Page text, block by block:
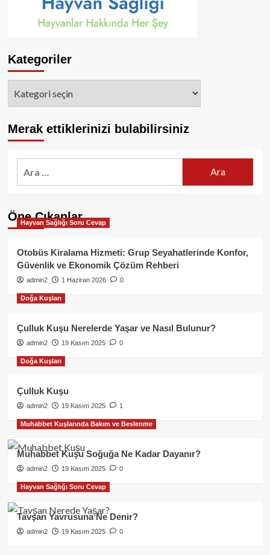
Kategoriler
Merak ettiklerinizi bulabilirsiniz
Öne Çıkanlar
Hayvan Sağlığı Soru Cevap
Otobüs Kiralama Hizmeti: Grup Seyahatlerinde Konfor,
Güvenlik ve Ekonomik Çözüm Rehberi
admin2 1 Haziran 2026 0
Doğa Kuşları
Çulluk Kuşu Nerelerde Yaşar ve Nasıl Bulunur?
admin2 19 Kasım 2025 0
Doğa Kuşları
Çulluk Kuşu
admin2 19 Kasım 2025 1
Muhabbet Kuşlarında Bakım ve Beslenme
Muhabbet Kuşu Soğuğa Ne Kadar Dayanır?
admin2 19 Kasım 2025 0
Hayvan Sağlığı Soru Cevap
Tavşan Yavrusuna Ne Denir?
admin2 19 Kasım 2025 0